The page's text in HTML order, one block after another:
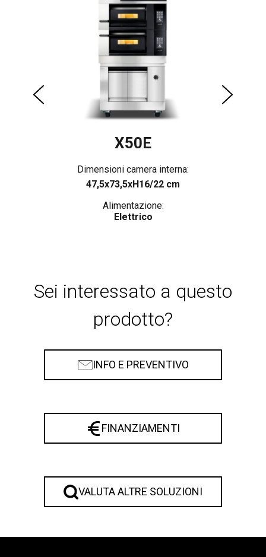
X50E
Dimensioni camera interna:
47,5x73,5xH16/22 cm
Alimentazione:
Elettrico
Sei interessato a questo
prodotto?
INFO E PREVENTIVO
FINANZIAMENTI
VALUTA ALTRE SOLUZIONI